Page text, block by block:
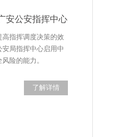
安公安指挥中心
指挥调度决策的效
局指挥中心启用中
险的能力。
了解详情